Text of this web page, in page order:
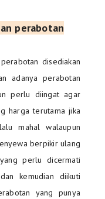
perabotan
disediakan
adanya perabotan
perlu diingat agar
harga terutama jika
mahal walaupun
berpikir ulang
perlu dicermati
kemudian diikuti
yang punya